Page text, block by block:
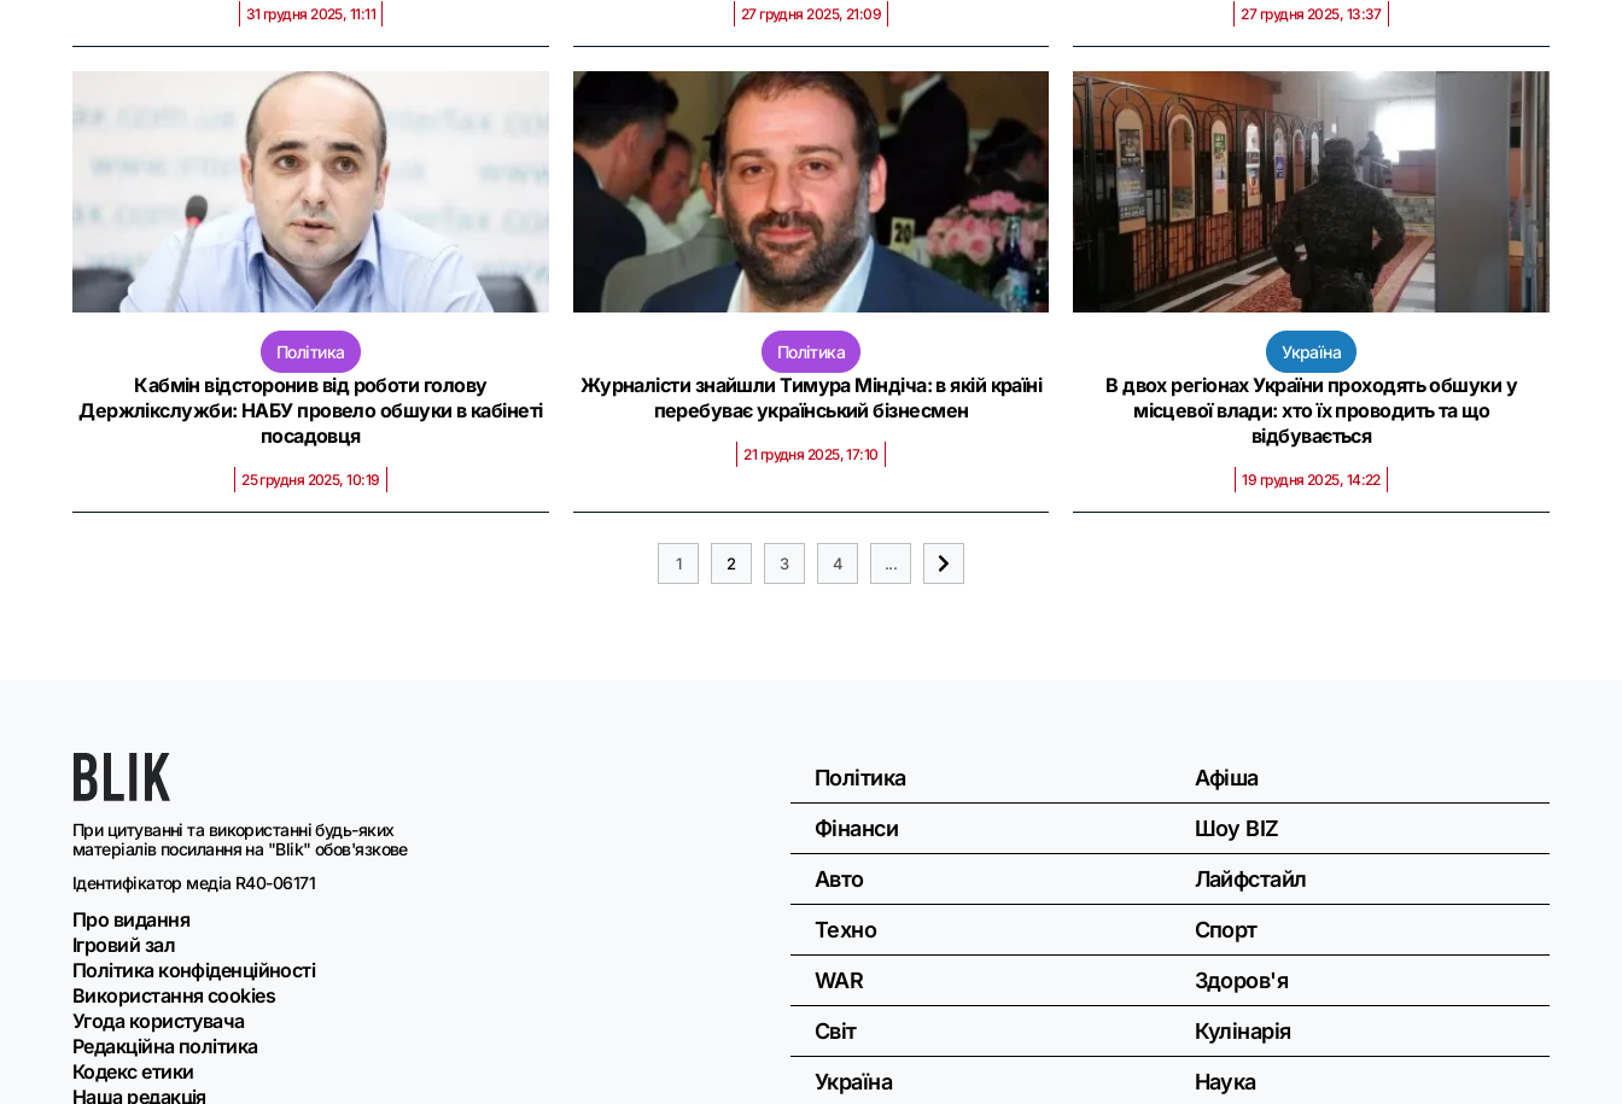
31 грудня 2025, 11:11 27 грудня 2025, 21:09 27 грудня 2025, 13:37
Політика
Кабмін відсторонив від роботи голову
Держлікслужби: НАБУ провело обшуки в кабінеті
посадовця
25 грудня 2025, 10:19
Політика
Журналісти знайшли Тимура Міндіча: в якій країні
перебуває український бізнесмен
21 грудня 2025, 17:10
Україна
В двох регіонах України проходять обшуки у
місцевої влади: хто їх проводить та що
відбувається
19 грудня 2025, 14:22
1 2 3 4 ...
При цитуванні та використанні будь-яких
матеріалів посилання на "Blik" обов'язкове
Ідентифікатор медіа R40-06171
Про видання
Ігровий зал
Політика конфіденційності
Використання cookies
Угода користувача
Редакційна політика
Кодекс етики
Наша редакція
Політика
Фінанси
Авто
Техно
WAR
Світ
Україна
Афіша
Шоу BIZ
Лайфстайл
Спорт
Здоров'я
Кулінарія
Наука